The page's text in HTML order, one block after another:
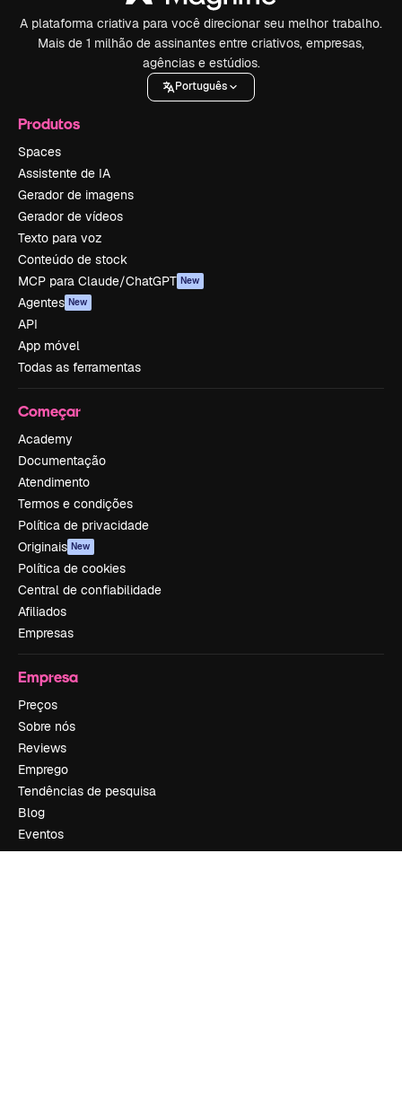
A plataforma criativa para você direcionar seu melhor trabalho.
Mais de 1 milhão de assinantes entre criativos, empresas,
agências e estúdios.
Português
Produtos
Spaces
Assistente de IA
Gerador de imagens
Gerador de vídeos
Texto para voz
Conteúdo de stock
MCP para Claude/ChatGPT New
Agentes New
API
App móvel
Todas as ferramentas
Começar
Academy
Documentação
Atendimento
Termos e condições
Política de privacidade
Originais New
Política de cookies
Central de confiabilidade
Afiliados
Empresas
Empresa
Preços
Sobre nós
Reviews
Emprego
Tendências de pesquisa
Blog
Eventos
Slidesgo